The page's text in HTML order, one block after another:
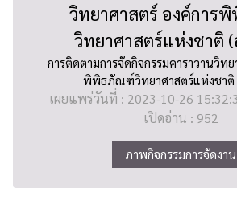
เปิดอ่าน : 952
ภาพกิจกรรมการจัดงาน